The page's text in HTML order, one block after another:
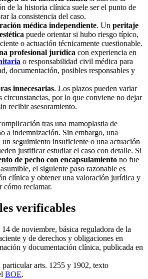
de la historia clínica suele ser el punto de
la consistencia del caso.
médica independiente. Un peritaje
puede orientar si hubo riesgo típico,
o actuación técnicamente cuestionable.
profesional jurídica con experiencia en
o responsabilidad civil médica para
documentación, posibles responsables y
innecesarias. Los plazos pueden variar
circunstancias, por lo que conviene no dejar
recibir asesoramiento.
tras una mamoplastia de
a indemnización. Sin embargo, una
seguimiento insuficiente o una actuación
justificar estudiar el caso con detalle. Si
de pecho con encapsulamiento no fue
el siguiente paso razonable es
clínica y obtener una valoración jurídica y
cómo reclamar.
verificables
de noviembre, básica reguladora de la
y de derechos y obligaciones en
y documentación clínica, publicada en
arts. 1255 y 1902, texto
BOE.